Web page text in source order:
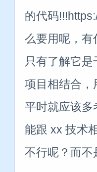
的代码
么要用呢，有
只有了解它
项目相结合，
平时就应该多
能跟 xx 技术
不行呢？而不